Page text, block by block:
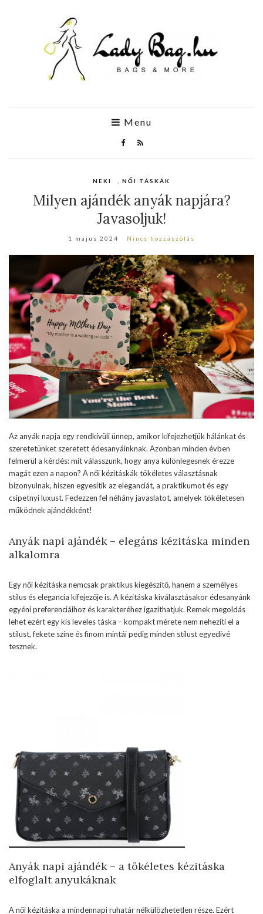
Menu
NEKI NŐI TÁSKÁK
Milyen ajándék anyák napjára?
Javasoljuk!
1 május 2024 Nincs hozzászólás
Az anyák napja egy rendkívüli ünnep, amikor kifejezhetjük hálánkat és
szeretetünket szeretett édesanyáinknak. Azonban minden évben
felmerül a kérdés: mit válasszunk, hogy anya különlegesnek érezze
magát ezen a napon? A női kézitáskák tökéletes választásnak
bizonyulnak, hiszen egyesítik az eleganciát, a praktikumot és egy
csipetnyi luxust. Fedezzen fel néhány javaslatot, amelyek tökéletesen
működnek ajándékként!
Anyák napi ajándék – elegáns kézitáska minden
alkalomra
Egy női kézitáska nemcsak praktikus kiegészítő, hanem a személyes
stílus és elegancia kifejezője is. A kézitáska kiválasztásakor édesanyánk
egyéni preferenciáihoz és karakteréhez igazíthatjuk. Remek megoldás
lehet ezért egy kis leveles táska – kompakt mérete nem nehezíti el a
stílust, fekete színe és finom mintái pedig minden stílust egyedivé
tesznek.
Anyák napi ajándék – a tökéletes kézitáska
elfoglalt anyukáknak
A női kézitáska a mindennapi ruhatár nélkülözhetetlen része. Ezért